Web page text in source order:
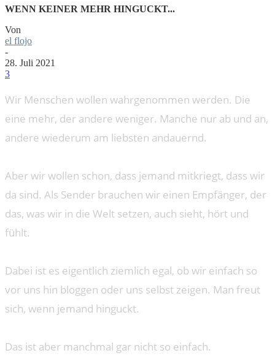
WENN KEINER MEHR HINGUCKT...
Von
el flojo
-
28. Juli 2021
3
Wir Menschen wollen wahrgenommen werden. Die
eine mehr, der andere weniger. Manche nur ab und an,
andere wiederum am liebsten andauernd.
Aber wir wollen schon, dass jemand mitkriegt, dass wir
da sind. Als Sender brauchen wir einen Empfänger, der
das, was wir in die Welt setzen, auch sieht, hört und
fühlt.
Dabei ist es eigentlich ziemlich egal, ob wir einfach so
vor uns hin bloggen oder uns selbst zeigen. Man freut
sich, wenn jemand hinguckt.
Das ist aber manchmal gar nicht so einfach.